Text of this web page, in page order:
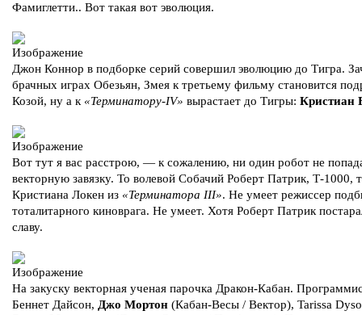
Фамиглетти.. Вот такая вот эволюция.
Джон Коннор в подборке серий совершил эволюцию до Тигра.
брачных играх Обезьян, Змея к третьему фильму становится
Козой, ну а к «Терминатору-IV» вырастает до Тигры: Кристиан
Вот тут я вас расстрою, — к сожалению, ни один робот не
векторную завязку. То волевой Собачий Роберт Патрик, Т-1000,
Кристиана Локен из «Терминатора III». Не умеет режиссер
тоталитарного киноврага. Не умеет. Хотя Роберт Патрик
славу.
На закуску векторная ученая парочка Дракон-Кабан.
Беннет Дайсон, Джо Мортон (Кабан-Весы / Вектор), Tarissa